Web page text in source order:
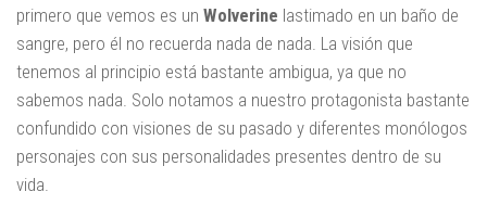
primero que vemos es un Wolverine lastimado en un baño de
sangre, pero él no recuerda nada de nada. La visión que
tenemos al principio está bastante ambigua, ya que no
sabemos nada. Solo notamos a nuestro protagonista bastante
confundido con visiones de su pasado y diferentes monólogos
personajes con sus personalidades presentes dentro de su
vida.